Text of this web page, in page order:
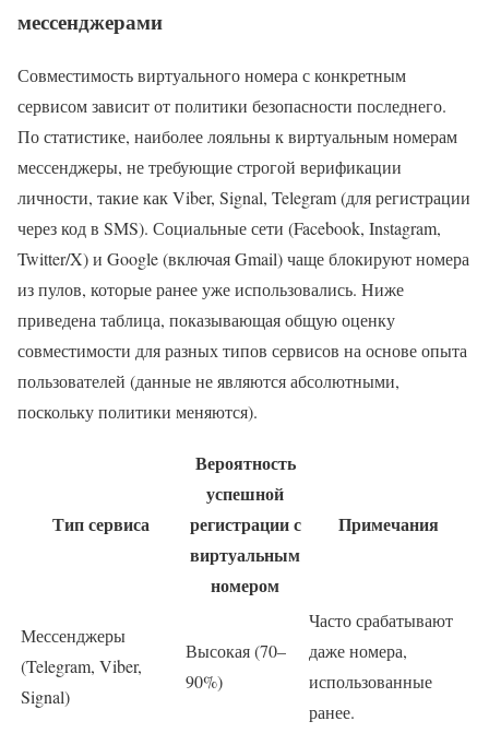
мессенджерами
Совместимость виртуального номера с конкретным
сервисом зависит от политики безопасности последнего.
По статистике, наиболее лояльны к виртуальным номерам
мессенджеры, не требующие строгой верификации
личности, такие как Viber, Signal, Telegram (для регистрации
через код в SMS). Социальные сети (Facebook, Instagram,
Twitter/X) и Google (включая Gmail) чаще блокируют номера
из пулов, которые ранее уже использовались. Ниже
приведена таблица, показывающая общую оценку
совместимости для разных типов сервисов на основе опыта
пользователей (данные не являются абсолютными,
поскольку политики меняются).
Тип сервиса
Вероятность
успешной
регистрации с
виртуальным
номером
Примечания
Мессенджеры
(Telegram, Viber,
Signal)
Высокая (70–
90%)
Часто срабатывают
даже номера,
использованные
ранее.